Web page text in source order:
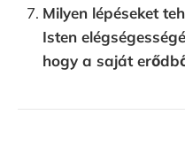
Milyen lépéseket
Isten
hogy a saját